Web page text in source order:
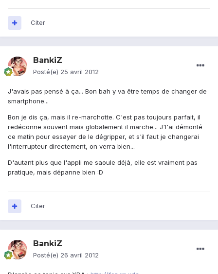
Citer
BankiZ
Posté(e) 25 avril 2012
J'avais pas pensé à ça... Bon bah y va être temps de changer de
smartphone...
Bon je dis ça, mais il re-marchotte. C'est pas toujours parfait, il
redéconne souvent mais globalement il marche... J'l'ai démonté
ce matin pour essayer de le dégripper, et s'il faut je changerai
l'interrupteur directement, on verra bien...
D'autant plus que l'appli me saoule déjà, elle est vraiment pas
pratique, mais dépanne bien :D
Citer
BankiZ
Posté(e) 26 avril 2012